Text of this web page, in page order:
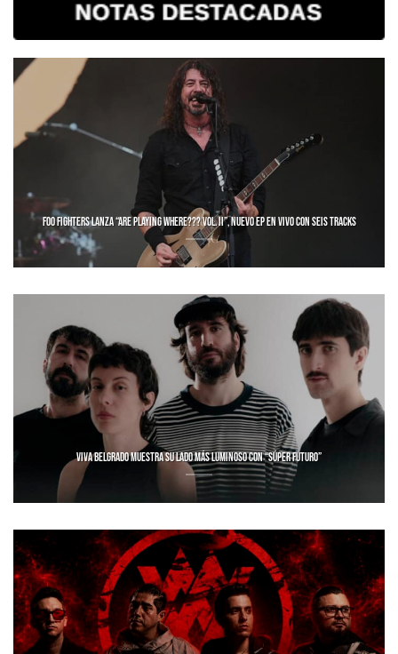
FOO FIGHTERS LANZA “ARE PLAYING WHERE??? VOL. II”, NUEVO EP EN VIVO CON SEIS TRACKS
VIVA BELGRADO MUESTRA SU LADO MÁS LUMINOSO CON “SÚPER FUTURO”